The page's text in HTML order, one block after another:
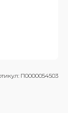
П0000054503